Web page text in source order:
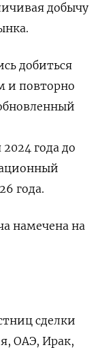
добычу
добиться
и повторно
года до
года.
намечена на
сделки
ОАЭ, Ирак,